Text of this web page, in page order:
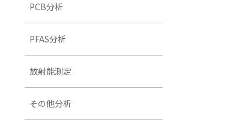
PCB分析
PFAS分析
放射能測定
その他分析